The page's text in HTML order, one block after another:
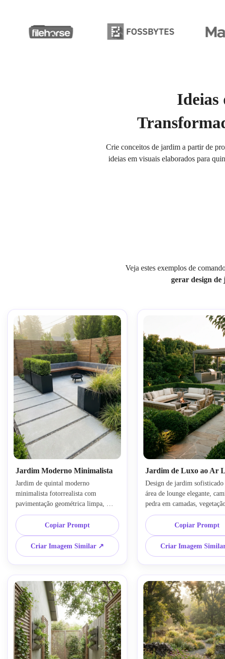
Ideias
Crie conceitos de jardim a partir de
ideias em visuais elaborados para
Veja estes exemplos de
gerar design
Jardim Moderno Minimalista
Jardim de quintal moderno
minimalista fotorrealista com
pavimentação geométrica limpa,
pátio compacto de concreto, floreiras
pretas de metal, arbustos sempre-
verdes estruturados, gramíneas
ornamentais e detalhes em madeira
quente. Utilize luz suave da manhã,
paleta neutra de cinza e verde,
composição equilibrada, texturas
realistas e um clima sofisticado e
calmo com renderização de paisagem
de alta qualidade.
Copiar Prompt
Criar Imagem Similar ↗
Jardim de Luxo ao Ar
Design de jardim sofisticado
área de lounge elegante,
pedra em camadas,
esculpida, iluminação
sutil e espaço moderno para
entretenimento ao ar livre.
a cena ao nível dos olhos
dourada do entardecer,
naturais ricos, texturas
folhagem verde-escura e
atmosfera de resort
qualidade fotorrealista.
Copiar Prompt
Criar Imagem